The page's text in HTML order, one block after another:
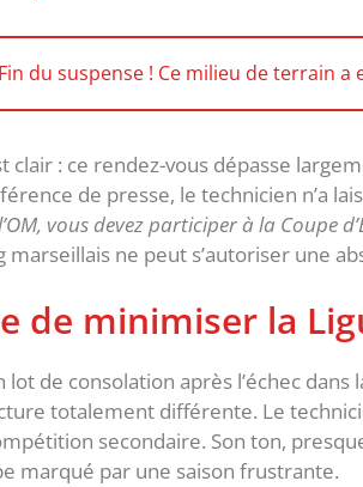
du suspense ! Ce milieu de terrain a
clair : ce rendez-vous dépasse
de presse, le technicien n’a
vous devez participer à la Coupe
marseillais ne peut s’autoriser une
de minimiser la
de consolation après l’échec dans
totalement différente. Le
secondaire. Son ton,
marqué par une saison frustrante.